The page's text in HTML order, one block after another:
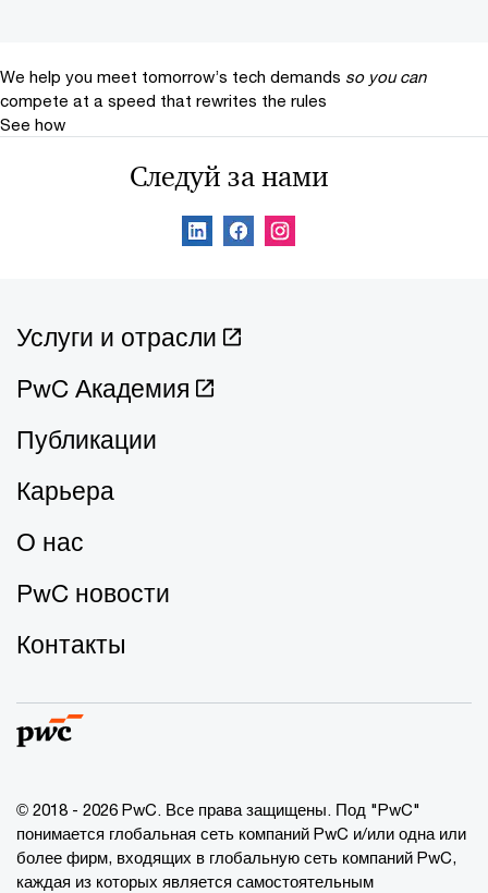
We help you meet tomorrow’s tech demands so you can
compete at a speed that rewrites the rules
See how
Следуй за нами
Услуги и отрасли
PwC Академия
Публикации
Карьера
О нас
PwC новости
Контакты
© 2018 - 2026 PwC. Все права защищены. Под "PwC"
понимается глобальная сеть компаний PwC и/или одна или
более фирм, входящих в глобальную сеть компаний PwC,
каждая из которых является самостоятельным